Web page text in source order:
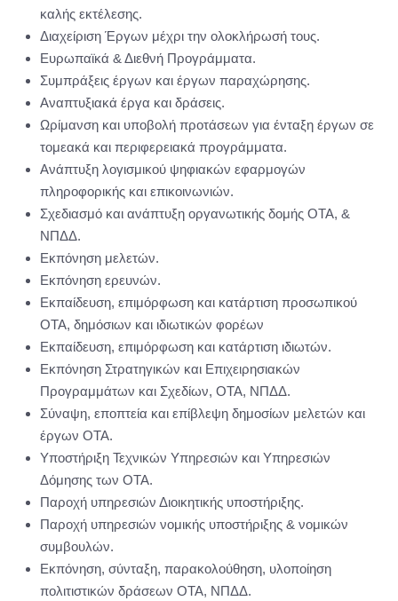
καλής εκτέλεσης.
Διαχείριση Έργων μέχρι την ολοκλήρωσή τους.
Ευρωπαϊκά & Διεθνή Προγράμματα.
Συμπράξεις έργων και έργων παραχώρησης.
Αναπτυξιακά έργα και δράσεις.
Ωρίμανση και υποβολή προτάσεων για ένταξη έργων σε
τομεακά και περιφερειακά προγράμματα.
Ανάπτυξη λογισμικού ψηφιακών εφαρμογών
πληροφορικής και επικοινωνιών.
Σχεδιασμό και ανάπτυξη οργανωτικής δομής ΟΤΑ, &
ΝΠΔΔ.
Εκπόνηση μελετών.
Εκπόνηση ερευνών.
Εκπαίδευση, επιμόρφωση και κατάρτιση προσωπικού
ΟΤΑ, δημόσιων και ιδιωτικών φορέων
Εκπαίδευση, επιμόρφωση και κατάρτιση ιδιωτών.
Εκπόνηση Στρατηγικών και Επιχειρησιακών
Προγραμμάτων και Σχεδίων, ΟΤΑ, ΝΠΔΔ.
Σύναψη, εποπτεία και επίβλεψη δημοσίων μελετών και
έργων ΟΤΑ.
Υποστήριξη Τεχνικών Υπηρεσιών και Υπηρεσιών
Δόμησης των ΟΤΑ.
Παροχή υπηρεσιών Διοικητικής υποστήριξης.
Παροχή υπηρεσιών νομικής υποστήριξης & νομικών
συμβουλών.
Εκπόνηση, σύνταξη, παρακολούθηση, υλοποίηση
πολιτιστικών δράσεων ΟΤΑ, ΝΠΔΔ.